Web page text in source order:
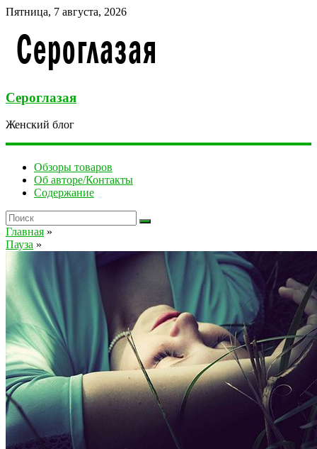
Пятница, 7 августа, 2026
Сероглазая
Женский блог
Обзоры товаров
Об авторе/Контакты
Содержание
Главная »
Пауза »